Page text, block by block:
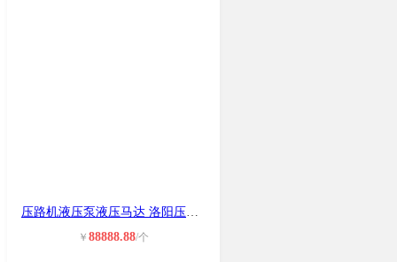
压路机液压泵液压马达 洛阳压路机马
￥ 88888.88/个